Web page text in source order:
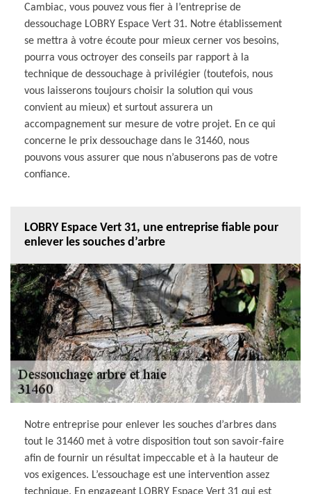
Cambiac, vous pouvez vous fier à l’entreprise de
dessouchage LOBRY Espace Vert 31. Notre établissement
se mettra à votre écoute pour mieux cerner vos besoins,
pourra vous octroyer des conseils par rapport à la
technique de dessouchage à privilégier (toutefois, nous
vous laisserons toujours choisir la solution qui vous
convient au mieux) et surtout assurera un
accompagnement sur mesure de votre projet. En ce qui
concerne le prix dessouchage dans le 31460, nous
pouvons vous assurer que nous n’abuserons pas de votre
confiance.
LOBRY Espace Vert 31, une entreprise fiable pour
enlever les souches d’arbre
Notre entreprise pour enlever les souches d’arbres dans
tout le 31460 met à votre disposition tout son savoir-faire
afin de fournir un résultat impeccable et à la hauteur de
vos exigences. L’essouchage est une intervention assez
technique. En engageant LOBRY Espace Vert 31 qui est